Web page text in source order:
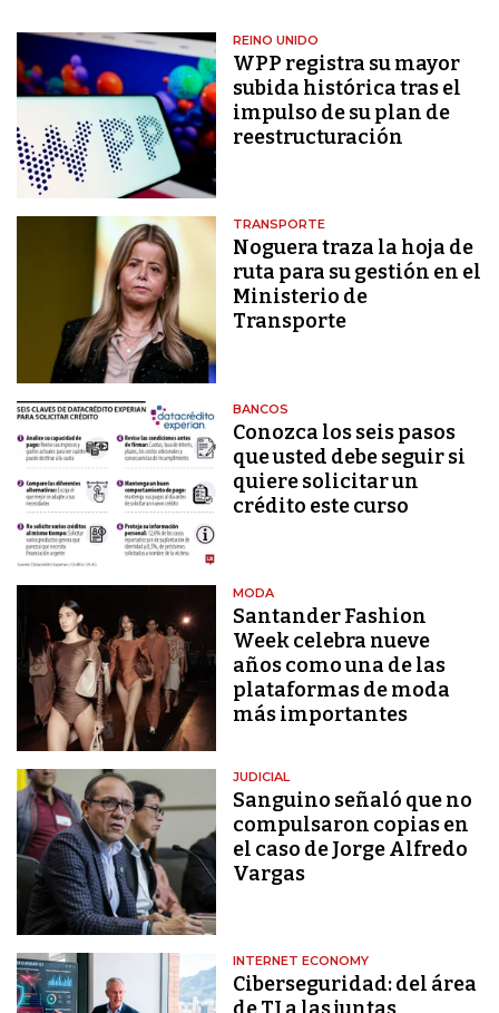
REINO UNIDO
WPP registra su mayor
subida histórica tras el
impulso de su plan de
reestructuración
TRANSPORTE
Noguera traza la hoja de
ruta para su gestión en el
Ministerio de
Transporte
BANCOS
Conozca los seis pasos
que usted debe seguir si
quiere solicitar un
crédito este curso
MODA
Santander Fashion
Week celebra nueve
años como una de las
plataformas de moda
más importantes
JUDICIAL
Sanguino señaló que no
compulsaron copias en
el caso de Jorge Alfredo
Vargas
INTERNET ECONOMY
Ciberseguridad: del área